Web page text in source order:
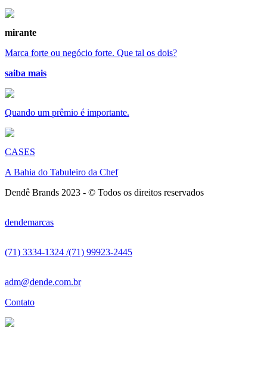
mirante
Marca forte ou negócio forte. Que tal os dois?
saiba mais
Quando um prêmio é importante.
CASES
A Bahia do Tabuleiro da Chef
Dendê Brands 2023 - © Todos os direitos reservados
dendemarcas
(71) 3334-1324 /(71) 99923-2445
adm@dende.com.br
Contato